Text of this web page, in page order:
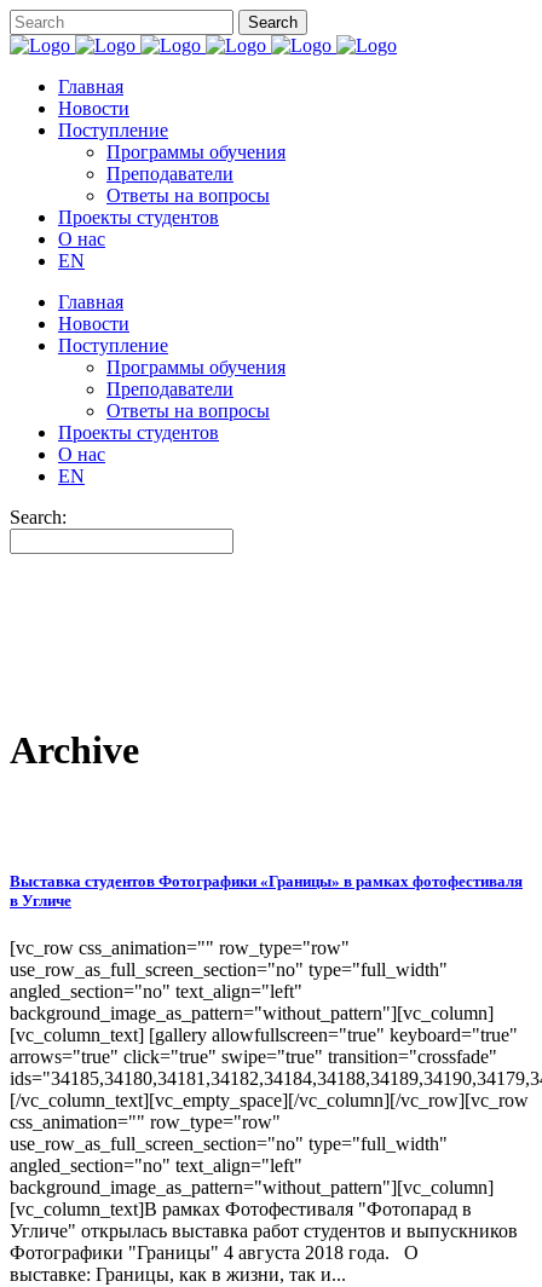
Главная
Новости
Поступление
Программы обучения
Преподаватели
Ответы на вопросы
Проекты студентов
О нас
EN
Главная
Новости
Поступление
Программы обучения
Преподаватели
Ответы на вопросы
Проекты студентов
О нас
EN
Search:
Archive
Выставка студентов Фотографики «Границы» в рамках фотофестиваля
в Угличе
[vc_row css_animation="" row_type="row"
use_row_as_full_screen_section="no" type="full_width"
angled_section="no" text_align="left"
background_image_as_pattern="without_pattern"][vc_column]
[vc_column_text] [gallery allowfullscreen="true" keyboard="true"
arrows="true" click="true" swipe="true" transition="crossfade"
[/vc_column_text][vc_empty_space][/vc_column][/vc_row][vc_row
css_animation="" row_type="row"
use_row_as_full_screen_section="no" type="full_width"
angled_section="no" text_align="left"
background_image_as_pattern="without_pattern"][vc_column]
[vc_column_text]В рамках Фотофестиваля "Фотопарад в
Угличе" открылась выставка работ студентов и выпускников
Фотографики "Границы" 4 августа 2018 года. О
выставке: Границы, как в жизни, так и...